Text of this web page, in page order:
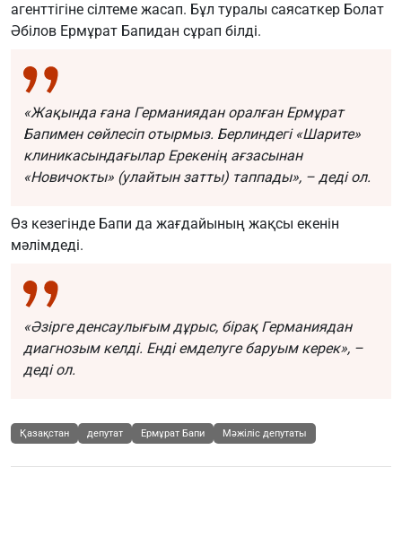
агенттігіне сілтеме жасап. Бұл туралы саясаткер Болат
Әбілов Ермұрат Бапидан сұрап білді.
«Жақында ғана Германиядан оралған Ермұрат
Бапимен сөйлесіп отырмыз. Берлиндегі «Шарите»
клиникасындағылар Ерекенің ағзасынан
«Новичокты» (улайтын затты) таппады», – деді ол.
Өз кезегінде Бапи да жағдайының жақсы екенін
мәлімдеді.
«Әзірге денсаулығым дұрыс, бірақ Германиядан
диагнозым келді. Енді емделуге баруым керек», –
деді ол.
Қазақстан депутат Ермұрат Бапи Мәжіліс депутаты